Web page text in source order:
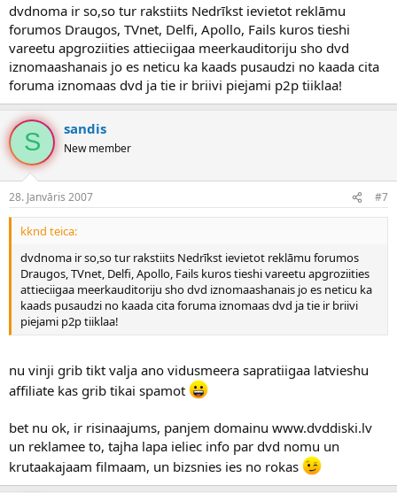
dvdnoma ir so,so tur rakstiits Nedrīkst ievietot reklāmu
forumos Draugos, TVnet, Delfi, Apollo, Fails kuros tieshi
vareetu apgroziities attieciigaa meerkauditoriju sho dvd
iznomaashanais jo es neticu ka kaads pusaudzi no kaada cita
foruma iznomaas dvd ja tie ir briivi piejami p2p tiiklaa!
S sandis
New member
28. Janvāris 2007 #7
kknd teica:
dvdnoma ir so,so tur rakstiits Nedrīkst ievietot reklāmu forumos
Draugos, TVnet, Delfi, Apollo, Fails kuros tieshi vareetu apgroziities
attieciigaa meerkauditoriju sho dvd iznomaashanais jo es neticu ka
kaads pusaudzi no kaada cita foruma iznomaas dvd ja tie ir briivi
piejami p2p tiiklaa!
nu vinji grib tikt valja ano vidusmeera sapratiigaa latvieshu
affiliate kas grib tikai spamot
bet nu ok, ir risinaajums, panjem domainu www.dvddiski.lv
un reklamee to, tajha lapa ieliec info par dvd nomu un
krutaakajaam filmaam, un bizsnies ies no rokas